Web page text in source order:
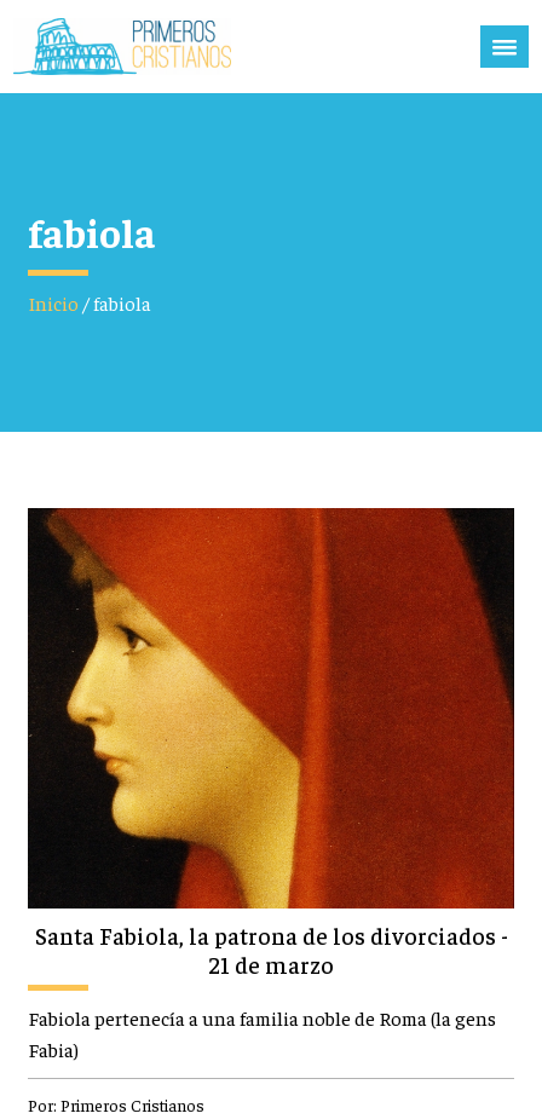
fabiola
Inicio/fabiola
Santa Fabiola, la patrona de los divorciados -
21 de marzo
Fabiola pertenecía a una familia noble de Roma (la gens
Fabia)
Por: Primeros Cristianos